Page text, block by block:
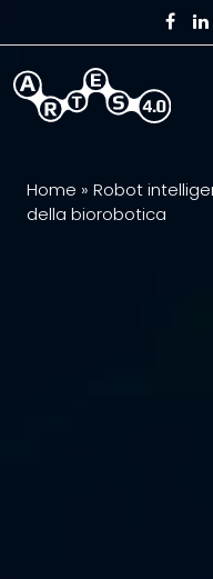
Skip to main content
Home » Robot
della biorobotica